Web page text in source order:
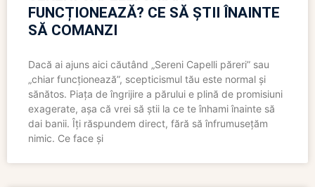
FUNCȚIONEAZĂ? CE SĂ ȘTII ÎNAINTE
SĂ COMANZI
Dacă ai ajuns aici căutând „Sereni Capelli păreri” sau
„chiar funcționează”, scepticismul tău este normal și
sănătos. Piața de îngrijire a părului e plină de promisiuni
exagerate, așa că vrei să știi la ce te înhami înainte să
dai banii. Îți răspundem direct, fără să înfrumusețăm
nimic. Ce face și